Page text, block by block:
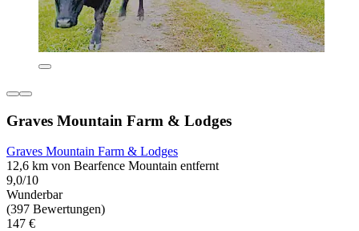
Graves Mountain Farm & Lodges
Graves Mountain Farm & Lodges
12,6 km von Bearfence Mountain entfernt
9,0/10
Wunderbar
(397 Bewertungen)
147 €